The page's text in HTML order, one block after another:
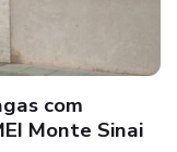
à
em